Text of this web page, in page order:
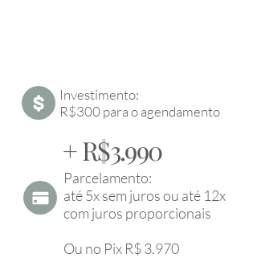
Investimento:
R$300 para o agendamento
+ R$3.990
Parcelamento:
até 5x sem juros ou até 12x
com juros proporcionais
Ou no Pix R$ 3.970